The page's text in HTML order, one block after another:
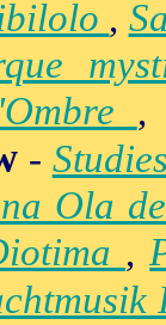
,
-
Ola
,